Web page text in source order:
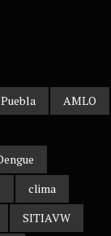
AMLO
clima
SITIAVW